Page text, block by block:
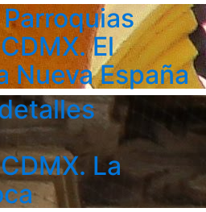
El
Nueva España
La